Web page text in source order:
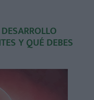
Y QUÉ DEBES